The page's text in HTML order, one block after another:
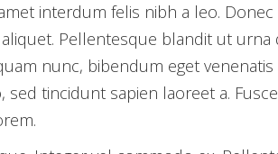
interdum felis nibh a leo.
Pellentesque blandit ut
nunc, bibendum eget
tincidunt sapien laoreet a.